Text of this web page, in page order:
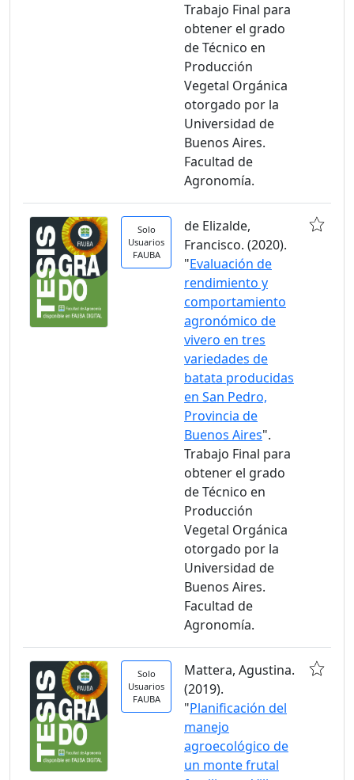
Trabajo Final para
obtener el grado
de Técnico en
Producción
Vegetal Orgánica
otorgado por la
Universidad de
Buenos Aires.
Facultad de
Agronomía.
Solo
Usuarios
FAUBA
de Elizalde,
Francisco. (2020).
"Evaluación de
rendimiento y
comportamiento
agronómico de
vivero en tres
variedades de
batata producidas
en San Pedro,
Provincia de
Buenos Aires".
Trabajo Final para
obtener el grado
de Técnico en
Producción
Vegetal Orgánica
otorgado por la
Universidad de
Buenos Aires.
Facultad de
Agronomía.
Solo
Usuarios
FAUBA
Mattera, Agustina.
(2019).
"Planificación del
manejo
agroecológico de
un monte frutal